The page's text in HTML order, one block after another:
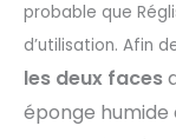
probable que
d’utilisation. Afin
les deux faces
éponge humide